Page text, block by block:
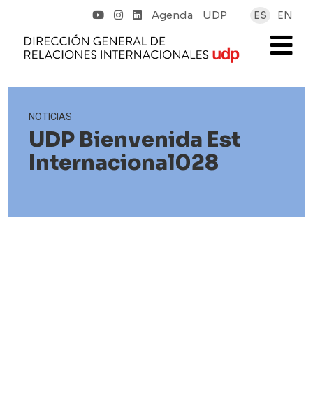
Agenda UDP ES EN
NOTICIAS
UDP Bienvenida Est
Internacional028